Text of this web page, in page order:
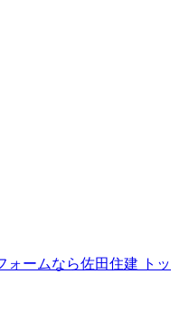
ォームなら佐田住建 トッ